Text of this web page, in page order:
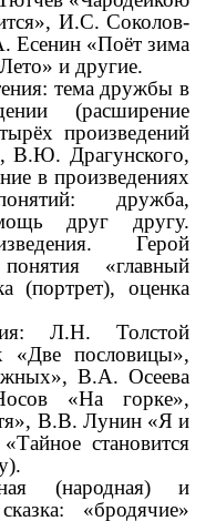
И.С. Соколов-
Есенин «Поёт зима
‌и другие‌.
тема дружбы в
(расширение
произведений
В.Ю. Драгунского,
в произведениях
понятий: дружба,
друг другу.
Герой
«главный
(портрет), оценка
Л.Н. Толстой
пословицы»,
В.А. Осеева
«На горке»,
В.В. Лунин «Я и
становится
(народная) и
«бродячие»